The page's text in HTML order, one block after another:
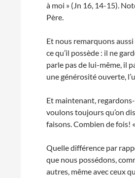
à moi » (Jn 16, 14-15).
Père.
Et nous remarquons
ce qu’il possède : il ne
parle pas de lui-même, il
une générosité ouverte,
Et maintenant,
voulons toujours qu’on
faisons. Combien de fois!
Quelle différence par
que nous possédons,
autres, même avec ceux